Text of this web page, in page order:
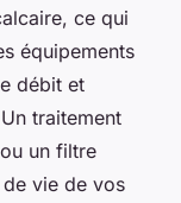
ce qui
équipements
débit et
traitement
un filtre
vie de vos